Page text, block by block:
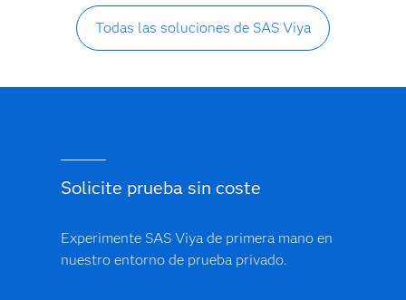
Todas las soluciones de SAS Viya
Solicite prueba sin coste
Experimente SAS Viya de primera mano en
nuestro entorno de prueba privado.